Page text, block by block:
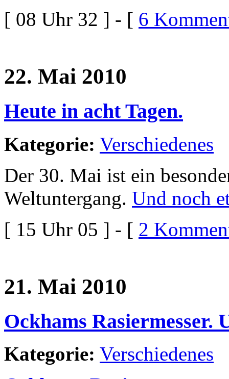
[ 08 Uhr 32 ] - [ 6
22. Mai 2010
Heute in acht Tagen.
Kategorie: Verschiedenes
Der 30. Mai ist ein
Weltuntergang. Und noch
[ 15 Uhr 05 ] - [ 2
21. Mai 2010
Ockhams Rasiermesser.
Kategorie: Verschiedenes